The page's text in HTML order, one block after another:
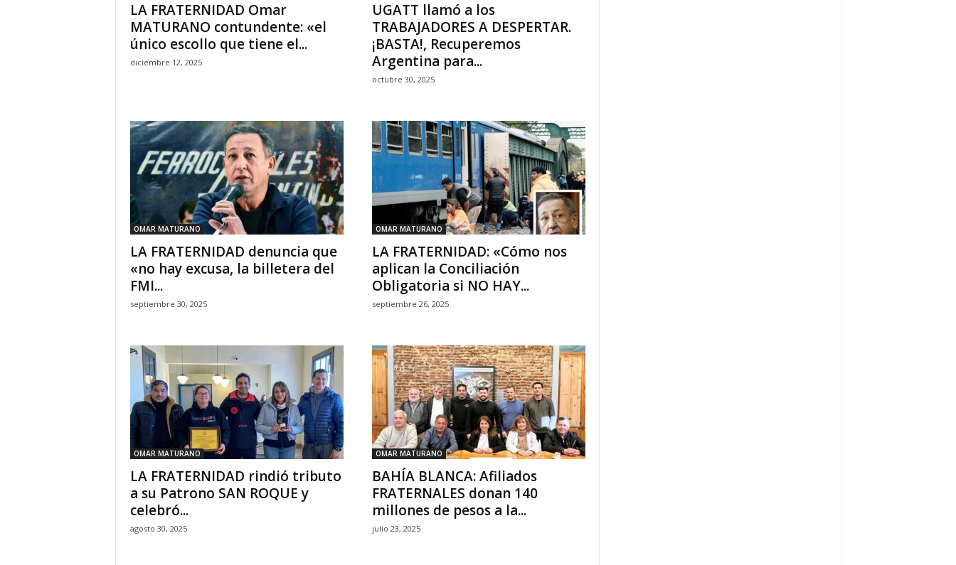
LA FRATERNIDAD Omar
MATURANO contundente: «el
único escollo que tiene el...
diciembre 12, 2025
UGATT llamó a los
TRABAJADORES A DESPERTAR.
¡BASTA!, Recuperemos
Argentina para...
octubre 30, 2025
OMAR MATURANO
LA FRATERNIDAD denuncia que
«no hay excusa, la billetera del
FMI...
septiembre 30, 2025
OMAR MATURANO
LA FRATERNIDAD: «Cómo nos
aplican la Conciliación
Obligatoria si NO HAY...
septiembre 26, 2025
OMAR MATURANO
LA FRATERNIDAD rindió tributo
a su Patrono SAN ROQUE y
celebró...
agosto 30, 2025
OMAR MATURANO
BAHÍA BLANCA: Afiliados
FRATERNALES donan 140
millones de pesos a la...
julio 23, 2025